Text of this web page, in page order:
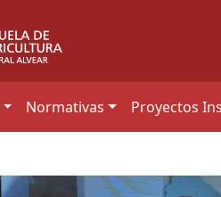
Normativas Proyectos